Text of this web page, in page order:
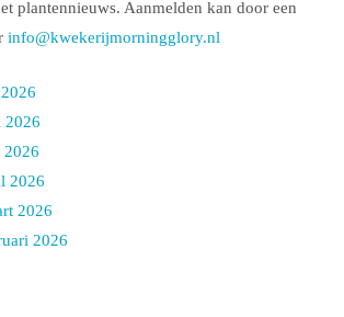
plantennieuws. Aanmelden kan door een
info@kwekerijmorningglory.nl
2026
2026
2026
2026
2026